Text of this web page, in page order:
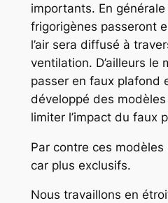
importants. En
frigorigènes passeront
l’air sera diffusé à
ventilation. D’ailleurs le
passer en faux plafond
développé des
limiter l’impact du faux
Par contre ces
car plus exclusifs.
Nous travaillons en